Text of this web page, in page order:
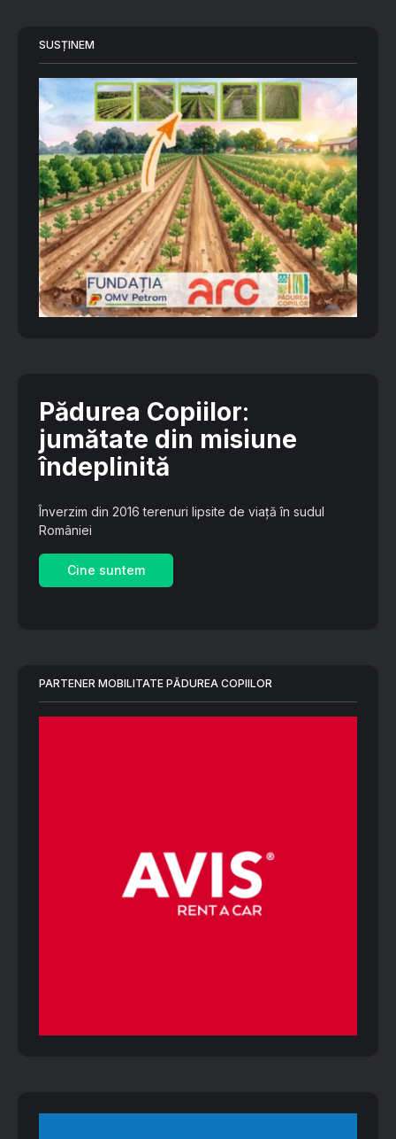
SUSȚINEM
Pădurea Copiilor:
jumătate din misiune
îndeplinită
Înverzim din 2016 terenuri lipsite de viață în sudul
României
Cine suntem
PARTENER MOBILITATE PĂDUREA COPIILOR